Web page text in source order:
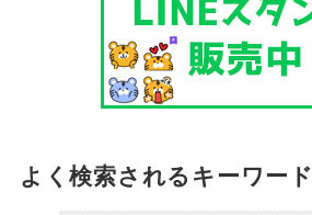
よく検索されるキーワード